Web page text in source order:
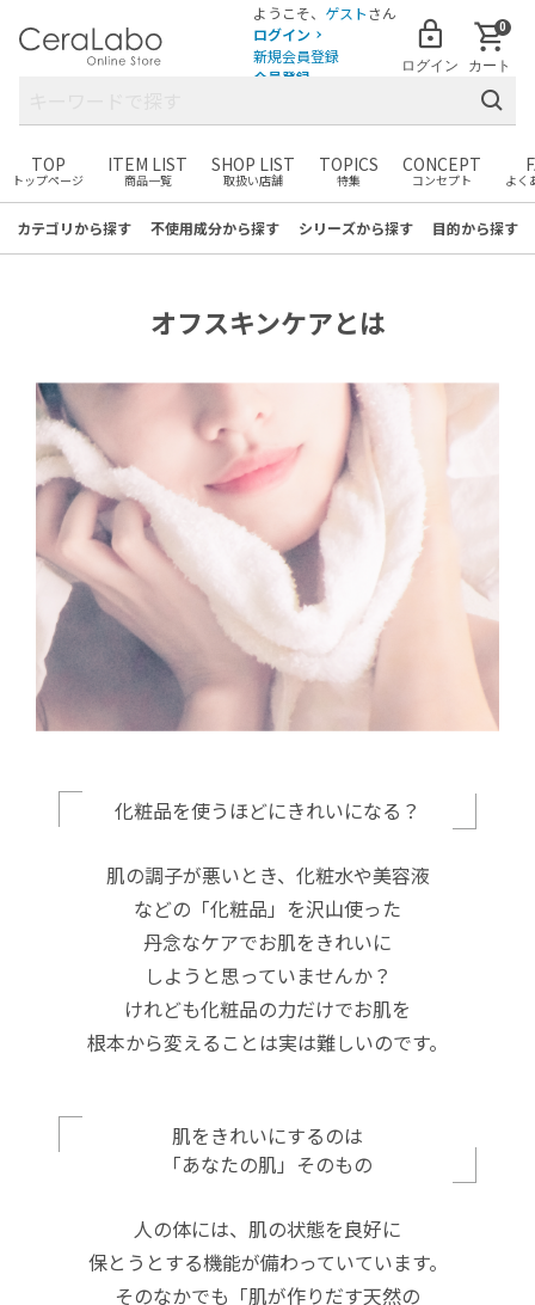
ようこそ、 ゲストさん
ログイン
新規会員登録
会員登録
ログイン カート
0
まだカートに商品がありません。
カートに追加しましょう！
TOP
トップページ
ITEM LIST
商品一覧
SHOP LIST
取扱い店舗
TOPICS
特集
CONCEPT
コンセプト よく
カテゴリから探す 不使用成分から探す シリーズから探す 目的から探す
オフスキンケアとは
化粧品を使うほどにきれいになる？
肌の調子が悪いとき、化粧水や美容液
などの「化粧品」を沢山使った
丹念なケアでお肌をきれいに
しようと思っていませんか？
けれども化粧品の力だけでお肌を
根本から変えることは実は難しいのです。
肌をきれいにするのは
「あなたの肌」そのもの
人の体には、肌の状態を良好に
保とうとする機能が備わっていています。
そのなかでも「肌が作りだす天然の